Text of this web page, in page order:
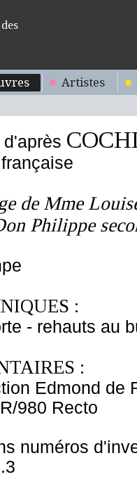
Artistes
d'après
de Mme
Philippe
:
- rehauts au
:
Edmond de
980 Recto
numéros